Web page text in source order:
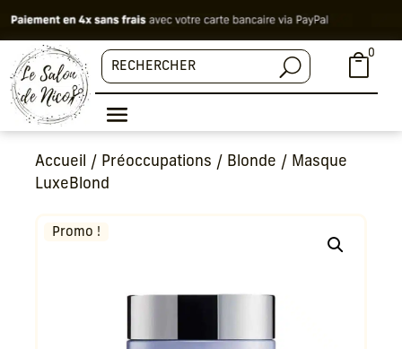
0
Accueil / Préoccupations / Blonde / Masque
LuxeBlond
Promo !